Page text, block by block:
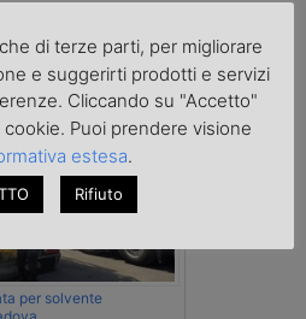
per solvente
di terze parti, per migliorare
e suggerirti prodotti e servizi
Cliccando su "Accetto"
Puoi prendere visione
estesa.
Rifiuto